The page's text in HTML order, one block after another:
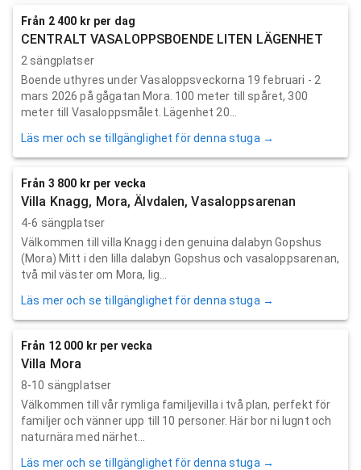
Från 2 400 kr per dag
CENTRALT VASALOPPSBOENDE LITEN LÄGENHET
2 sängplatser
Boende uthyres under Vasaloppsveckorna 19 februari - 2
mars 2026 på gågatan Mora. 100 meter till spåret, 300
meter till Vasaloppsmålet. Lägenhet 20...
Läs mer och se tillgänglighet för denna stuga →
Från 3 800 kr per vecka
Villa Knagg, Mora, Älvdalen, Vasaloppsarenan
4-6 sängplatser
Välkommen till villa Knagg i den genuina dalabyn Gopshus
(Mora) Mitt i den lilla dalabyn Gopshus och vasaloppsarenan,
två mil väster om Mora, lig...
Läs mer och se tillgänglighet för denna stuga →
Från 12 000 kr per vecka
Villa Mora
8-10 sängplatser
Välkommen till vår rymliga familjevilla i två plan, perfekt för
familjer och vänner upp till 10 personer. Här bor ni lugnt och
naturnära med närhet...
Läs mer och se tillgänglighet för denna stuga →